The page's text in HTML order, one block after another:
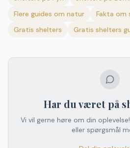
Flere guides om natur
Fakta om
Gratis shelters
Gratis shelters
Har du været på
Vi vil gerne høre om din
eller spørgsmål